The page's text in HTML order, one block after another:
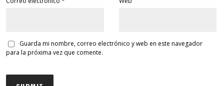
Guarda mi nombre, correo electrónico y web en este navegador
para la próxima vez que comente.